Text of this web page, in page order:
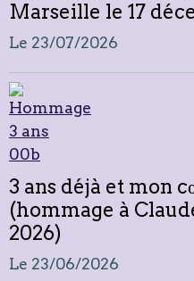
Le 01/08/2026
Retour sur un
Marseille le 17